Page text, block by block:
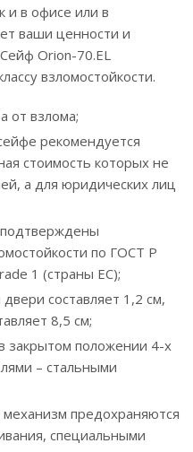
и в офисе или в
ваши ценности и
Orion-70.EL
взломостойкости.
от взлома;
рекомендуется
стоимость которых не
а для юридических лиц
по ГОСТ Р
1 (страны ЕС);
составляет 1,2 см,
8,5 см;
закрытом положении 4-х
– стальными
механизм предохраняются
специальными